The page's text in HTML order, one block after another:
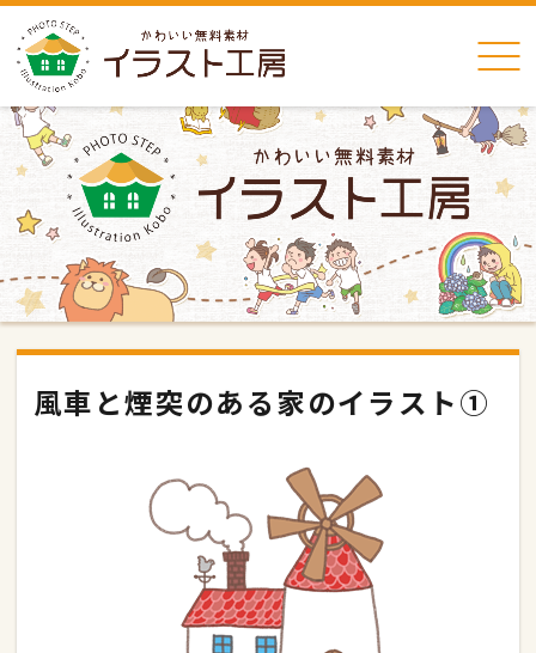
風車と煙突のある家のイラスト①